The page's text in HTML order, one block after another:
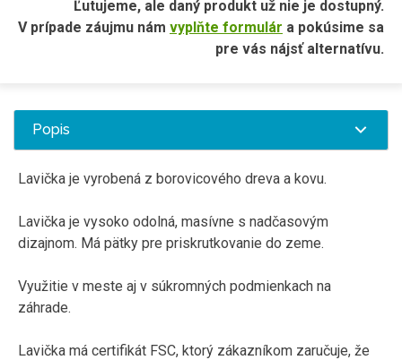
Ľutujeme, ale daný produkt už nie je dostupný.
V prípade záujmu nám vyplňte formulár a pokúsime sa
pre vás nájsť alternatívu.
Popis
Lavička je vyrobená z borovicového dreva a kovu.
Lavička je vysoko odolná, masívne s nadčasovým
dizajnom. Má pätky pre priskrutkovanie do zeme.
Využitie v meste aj v súkromných podmienkach na
záhrade.
Lavička má certifikát FSC, ktorý zákazníkom zaručuje, že